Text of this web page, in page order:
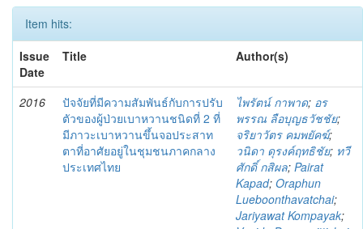
Item hits:
Issue
Date
Title Author(s)
2016
ปัจจัยที่มีความสัมพันธ์กับการปรับ
ตัวของผู้ป่วยเบาหวานชนิดที่ 2 ที่
มีภาวะเบาหวานขึ้นจอประสาท
ตาที่อาศัยอยู่ในชุมชนภาคกลาง
ประเทศไทย
ไพรัตน์ กาพาด; อร
พรรณ ลือบุญธวัชชัย;
จริยาวัตร คมพยัคฆ์;
วนิดา ดุรงค์ฤทธิชัย; ทวี
ศักดิ์ กสิผล; Pairat
Kapad; Oraphun
Lueboonthavatchai;
Jariyawat Kompayak;